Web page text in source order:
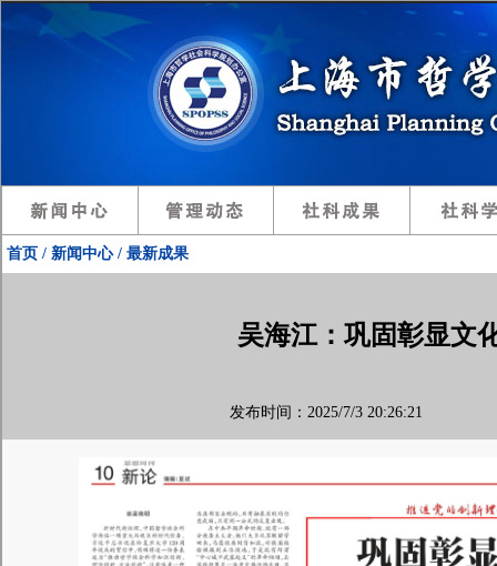
首页 / 新闻中心 / 最新成果
吴海江：巩固彰显文
发布时间：2025/7/3 20:26:21